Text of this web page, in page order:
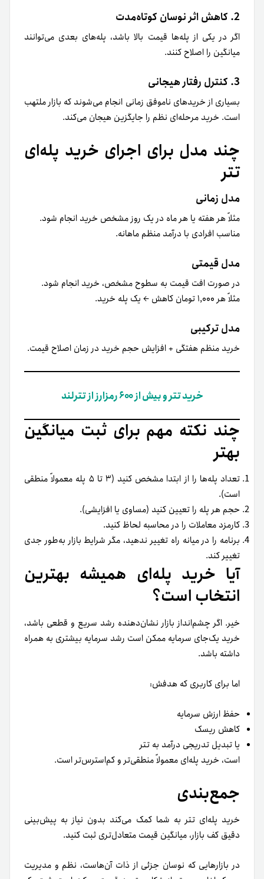
2. کاهش اثر نوسان کوتاه‌مدت
اگر در یکی از پله‌ها قیمت بالا باشد، پله‌های بعدی می‌توانند
میانگین را اصلاح کنند.
3. کنترل رفتار هیجانی
بسیاری از خریدهای ناموفق زمانی انجام می‌شوند که بازار ملتهب
است. خرید مرحله‌ای نظم را جایگزین هیجان می‌کند.
چند مدل برای اجرای خرید پله‌ای
تتر
مدل زمانی
مثلاً هر هفته یا هر ماه در یک روز مشخص خرید انجام شود.
مناسب افرادی با درآمد منظم ماهانه.
مدل قیمتی
در صورت افت قیمت به سطوح مشخص، خرید انجام شود.
مثلاً هر ۱,۰۰۰ تومان کاهش ← یک پله خرید.
مدل ترکیبی
خرید منظم هفتگی + افزایش حجم خرید در زمان اصلاح قیمت.
خرید تتر و بیش از ۶۰۰ رمزارز از تترلند
چند نکته مهم برای ثبت میانگین
بهتر
تعداد پله‌ها را از ابتدا مشخص کنید (۳ تا ۵ پله معمولاً منطقی
است).
حجم هر پله را تعیین کنید (مساوی یا افزایشی).
کارمزد معاملات را در محاسبه لحاظ کنید.
برنامه را در میانه راه تغییر ندهید، مگر شرایط بازار به‌طور جدی
تغییر کند.
آیا خرید پله‌ای همیشه بهترین
انتخاب است؟
خیر. اگر چشم‌انداز بازار نشان‌دهنده رشد سریع و قطعی باشد،
خرید یک‌جای سرمایه ممکن است رشد سرمایه بیشتری به همراه
داشته باشد.
اما برای کاربری که هدفش:
حفظ ارزش سرمایه
کاهش ریسک
یا تبدیل تدریجی درآمد به تتر
است، خرید پله‌ای معمولاً منطقی‌تر و کم‌استرس‌تر است.
جمع‌بندی
خرید پله‌ای تتر به شما کمک می‌کند بدون نیاز به پیش‌بینی
دقیق کف بازار، میانگین قیمت متعادل‌تری ثبت کنید.
در بازارهایی که نوسان جزئی از ذات آن‌هاست، نظم و مدیریت